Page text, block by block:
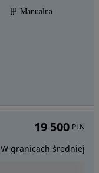
Manualna
19 500 PLN
W granicach średniej